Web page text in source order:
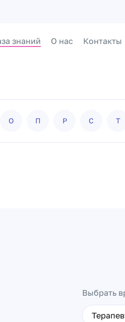
знаний О нас Контакты
О П Р С Т
Выбрать